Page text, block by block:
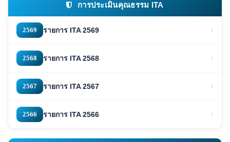
การประเมินคุณธรรม ITA
2569 รายการ ITA 2569
2568 รายการ ITA 2568
2567 รายการ ITA 2567
2566 รายการ ITA 2566